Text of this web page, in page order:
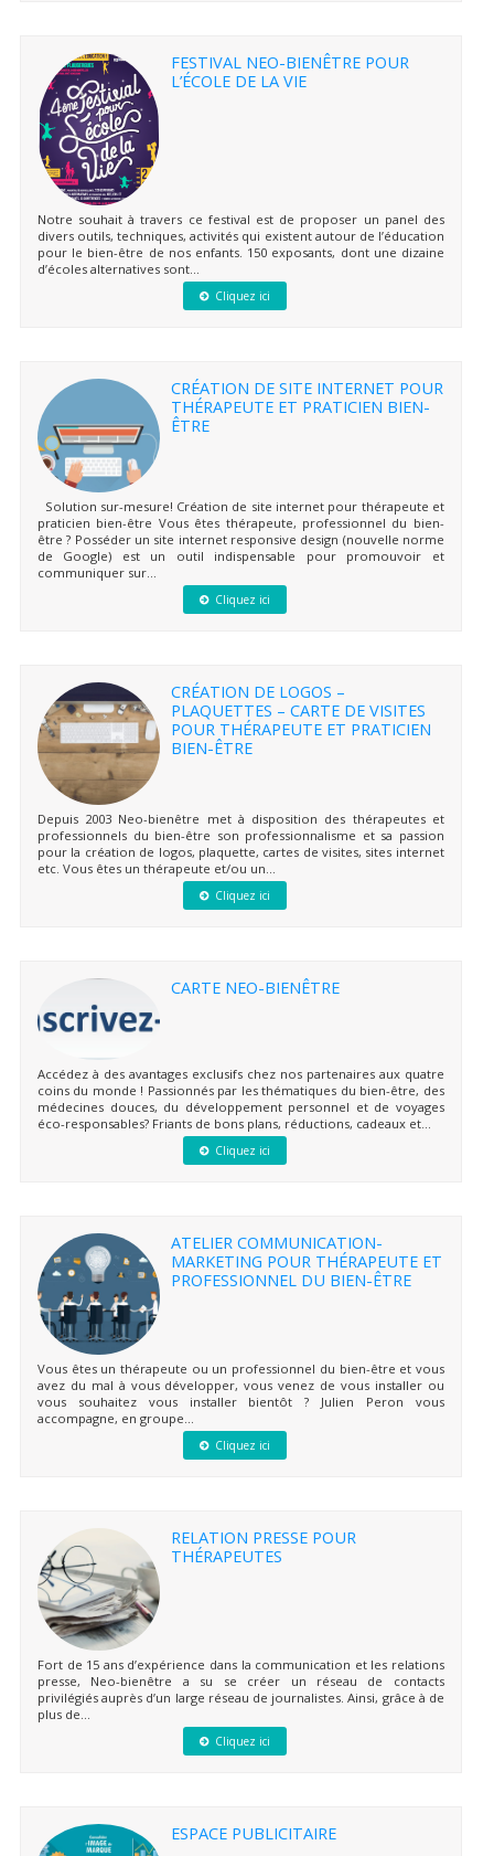
FESTIVAL NEO-BIENÊTRE POUR
L’ÉCOLE DE LA VIE
Notre souhait à travers ce festival est de proposer un panel des
divers outils, techniques, activités qui existent autour de l’éducation
pour le bien-être de nos enfants. 150 exposants, dont une dizaine
d’écoles alternatives sont...
Cliquez ici
CRÉATION DE SITE INTERNET POUR
THÉRAPEUTE ET PRATICIEN BIEN-
ÊTRE
Solution sur-mesure! Création de site internet pour thérapeute et
praticien bien-être Vous êtes thérapeute, professionnel du bien-
être ? Posséder un site internet responsive design (nouvelle norme
de Google) est un outil indispensable pour promouvoir et
communiquer sur...
Cliquez ici
CRÉATION DE LOGOS –
PLAQUETTES – CARTE DE VISITES
POUR THÉRAPEUTE ET PRATICIEN
BIEN-ÊTRE
Depuis 2003 Neo-bienêtre met à disposition des thérapeutes et
professionnels du bien-être son professionnalisme et sa passion
pour la création de logos, plaquette, cartes de visites, sites internet
etc. Vous êtes un thérapeute et/ou un...
Cliquez ici
CARTE NEO-BIENÊTRE
Accédez à des avantages exclusifs chez nos partenaires aux quatre
coins du monde ! Passionnés par les thématiques du bien-être, des
médecines douces, du développement personnel et de voyages
éco-responsables? Friants de bons plans, réductions, cadeaux et...
Cliquez ici
ATELIER COMMUNICATION-
MARKETING POUR THÉRAPEUTE ET
PROFESSIONNEL DU BIEN-ÊTRE
Vous êtes un thérapeute ou un professionnel du bien-être et vous
avez du mal à vous développer, vous venez de vous installer ou
vous souhaitez vous installer bientôt ? Julien Peron vous
accompagne, en groupe...
Cliquez ici
RELATION PRESSE POUR
THÉRAPEUTES
Fort de 15 ans d’expérience dans la communication et les relations
presse, Neo-bienêtre a su se créer un réseau de contacts
privilégiés auprès d’un large réseau de journalistes. Ainsi, grâce à de
plus de...
Cliquez ici
ESPACE PUBLICITAIRE